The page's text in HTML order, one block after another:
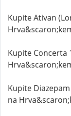
Kupite Ativan
Kupite Concerta
Kupite
na